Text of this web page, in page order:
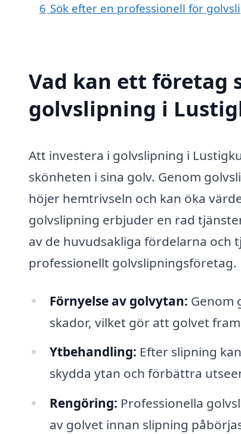
6 Sök efter en professionell för
Vad kan ett företag
golvslipning i
Att investera i golvslipning i
skönheten i sina golv. Genom
höjer hemtrivseln och kan öka
golvslipning erbjuder en rad
av de huvudsakliga fördelarna
professionellt golvslipningsföretag.
Förnyelse av golvytan: Genom
skador, vilket gör att golvet
Ytbehandling: Efter slipning
skydda ytan och förbättra
Rengöring: Professionella
av golvet innan slipning